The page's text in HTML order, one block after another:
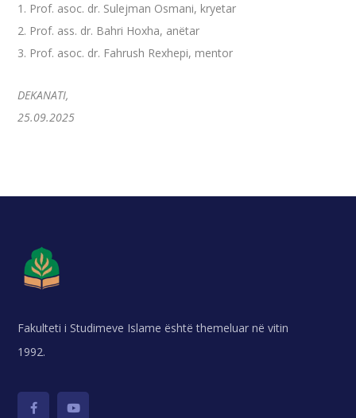
1. Prof. asoc. dr. Sulejman Osmani, kryetar
2. Prof. ass. dr. Bahri Hoxha, anëtar
3. Prof. asoc. dr. Fahrush Rexhepi, mentor
DEKANATI,
25.09.2025
Fakulteti i Studimeve Islame është themeluar në vitin
1992.